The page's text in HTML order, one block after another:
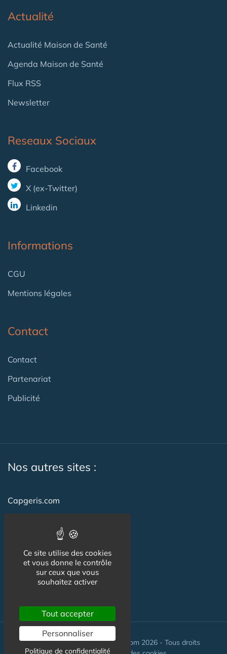
Actualité
Actualité Maison de Santé
Agenda Maison de Santé
Flux RSS
Newsletter
Reseaux Sociaux
Facebook
X (ex-Twitter)
Linkedin
Informations
CGU
Mentions légales
Contact
Contact
Partenariat
Publicité
Nos autres sites :
Capgeris.com
Emploi-formation-sante.com
Seniorissimmo.com
Creche-et-naissance.com
© Maisons-et-poles-de-sante.com 2026 - Tous droits
Ce site utilise des cookies
et vous donne le contrôle
sur ceux que vous
souhaitez activer
Tout accepter
Personnaliser
Politique de confidentialité